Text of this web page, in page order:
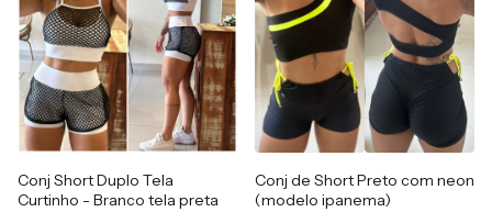
Conj Short Duplo Tela
Curtinho - Branco tela preta
Conj de Short Preto com neon
(modelo ipanema)